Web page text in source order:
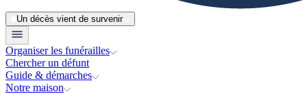
Un décès vient de survenir
Organiser les funérailles
Chercher un défunt
Guide & démarches
Notre maison